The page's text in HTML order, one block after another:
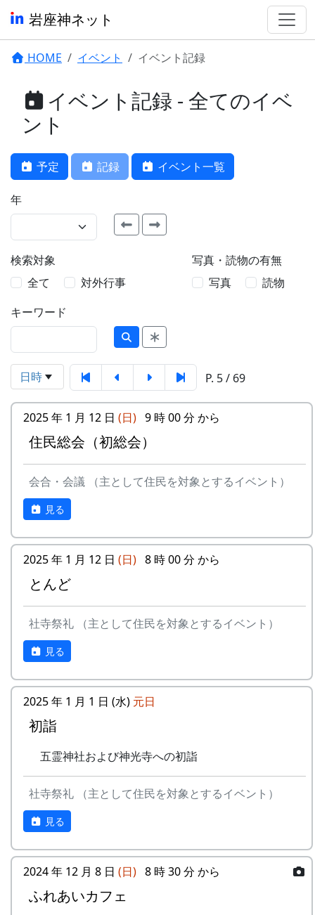
岩座神ネット
HOME イベント イベント記録
イベント記録 - 全てのイベ
ント
予定 記録 イベント一覧
年
検索対象
全て
対外行事
写真・読物の有無
写真
読物
キーワード
日時 P. 5 / 69
2025 年 1 月 12 日 (日) 9 時 00 分 から
住民総会（初総会）
会合・会議 （主として住民を対象とするイベント）
見る
2025 年 1 月 12 日 (日) 8 時 00 分 から
とんど
社寺祭礼 （主として住民を対象とするイベント）
見る
2025 年 1 月 1 日 (水) 元日
初詣
五霊神社および神光寺への初詣
社寺祭礼 （主として住民を対象とするイベント）
見る
2024 年 12 月 8 日 (日) 8 時 30 分 から
ふれあいカフェ